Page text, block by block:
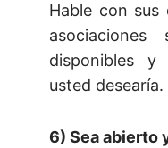
Hable con sus
disponibles
usted desearía.
6) Sea abierto